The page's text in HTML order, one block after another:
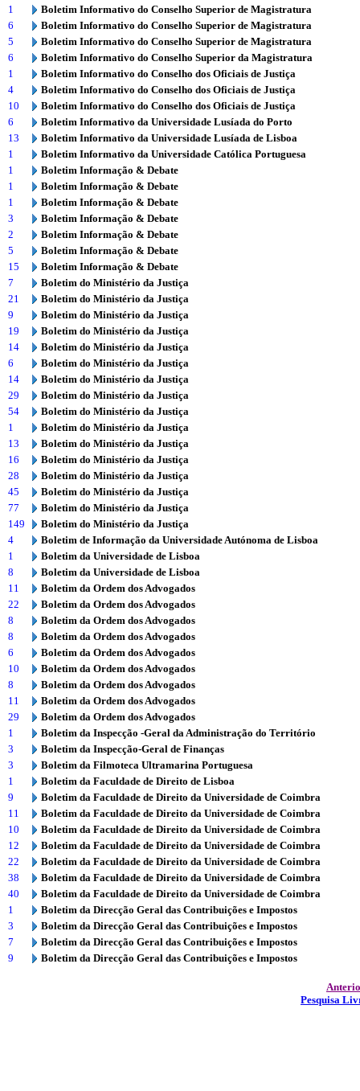
1
Boletim Informativo do Conselho Superior de Magistratura
6
Boletim Informativo do Conselho Superior de Magistratura
5
Boletim Informativo do Conselho Superior de Magistratura
6
Boletim Informativo do Conselho Superior da Magistratura
1
Boletim Informativo do Conselho dos Oficiais de Justiça
4
Boletim Informativo do Conselho dos Oficiais de Justiça
10
Boletim Informativo do Conselho dos Oficiais de Justiça
6
Boletim Informativo da Universidade Lusíada do Porto
13
Boletim Informativo da Universidade Lusíada de Lisboa
1
Boletim Informativo da Universidade Católica Portuguesa
1
Boletim Informação & Debate
1
Boletim Informação & Debate
1
Boletim Informação & Debate
3
Boletim Informação & Debate
2
Boletim Informação & Debate
5
Boletim Informação & Debate
15
Boletim Informação & Debate
7
Boletim do Ministério da Justiça
21
Boletim do Ministério da Justiça
9
Boletim do Ministério da Justiça
19
Boletim do Ministério da Justiça
14
Boletim do Ministério da Justiça
6
Boletim do Ministério da Justiça
14
Boletim do Ministério da Justiça
29
Boletim do Ministério da Justiça
54
Boletim do Ministério da Justiça
1
Boletim do Ministério da Justiça
13
Boletim do Ministério da Justiça
16
Boletim do Ministério da Justiça
28
Boletim do Ministério da Justiça
45
Boletim do Ministério da Justiça
77
Boletim do Ministério da Justiça
149
Boletim do Ministério da Justiça
4
Boletim de Informação da Universidade Autónoma de Lisboa
1
Boletim da Universidade de Lisboa
8
Boletim da Universidade de Lisboa
11
Boletim da Ordem dos Advogados
22
Boletim da Ordem dos Advogados
8
Boletim da Ordem dos Advogados
8
Boletim da Ordem dos Advogados
6
Boletim da Ordem dos Advogados
10
Boletim da Ordem dos Advogados
8
Boletim da Ordem dos Advogados
11
Boletim da Ordem dos Advogados
29
Boletim da Ordem dos Advogados
1
Boletim da Inspecção -Geral da Administração do Território
3
Boletim da Inspecção-Geral de Finanças
3
Boletim da Filmoteca Ultramarina Portuguesa
1
Boletim da Faculdade de Direito de Lisboa
9
Boletim da Faculdade de Direito da Universidade de Coimbra
11
Boletim da Faculdade de Direito da Universidade de Coimbra
10
Boletim da Faculdade de Direito da Universidade de Coimbra
12
Boletim da Faculdade de Direito da Universidade de Coimbra
22
Boletim da Faculdade de Direito da Universidade de Coimbra
38
Boletim da Faculdade de Direito da Universidade de Coimbra
40
Boletim da Faculdade de Direito da Universidade de Coimbra
1
Boletim da Direcção Geral das Contribuições e Impostos
3
Boletim da Direcção Geral das Contribuições e Impostos
7
Boletim da Direcção Geral das Contribuições e Impostos
9
Boletim da Direcção Geral das Contribuições e Impostos
Pesquisa